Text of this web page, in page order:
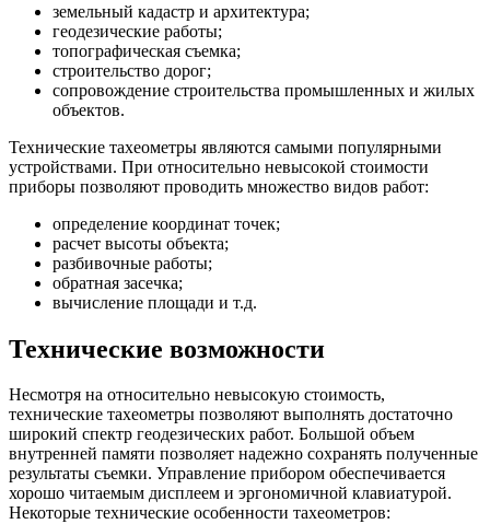
земельный кадастр и архитектура;
геодезические работы;
топографическая съемка;
строительство дорог;
сопровождение строительства промышленных и жилых
объектов.
Технические тахеометры являются самыми популярными
устройствами. При относительно невысокой стоимости
приборы позволяют проводить множество видов работ:
определение координат точек;
расчет высоты объекта;
разбивочные работы;
обратная засечка;
вычисление площади и т.д.
Технические возможности
Несмотря на относительно невысокую стоимость,
технические тахеометры позволяют выполнять достаточно
широкий спектр геодезических работ. Большой объем
внутренней памяти позволяет надежно сохранять полученные
результаты съемки. Управление прибором обеспечивается
хорошо читаемым дисплеем и эргономичной клавиатурой.
Некоторые технические особенности тахеометров: